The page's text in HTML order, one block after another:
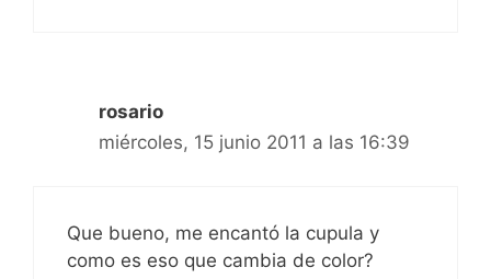
rosario
miércoles, 15 junio 2011 a las 16:39
Que bueno, me encantó la cupula y
como es eso que cambia de color?